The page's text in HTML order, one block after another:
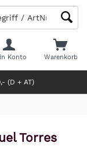
(D + AT)
Warenkorb
Konto
Torres